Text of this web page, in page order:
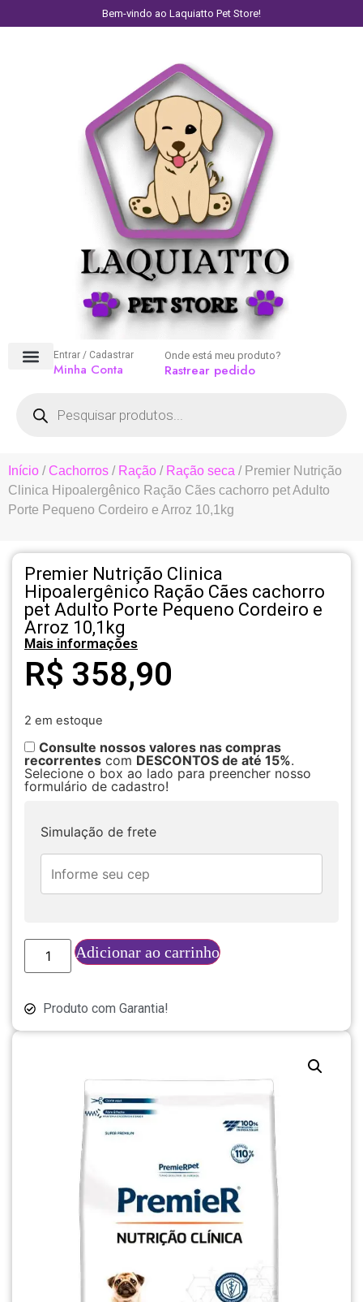
Bem-vindo ao Laquiatto Pet Store!
Entrar / Cadastrar
Minha Conta
Onde está meu produto?
Rastrear pedido
Início /Cachorros / Ração / Ração seca / Premier Nutrição
Clinica Hipoalergênico Ração Cães cachorro pet Adulto
Porte Pequeno Cordeiro e Arroz 10,1kg
Premier Nutrição Clinica
Hipoalergênico Ração Cães cachorro
pet Adulto Porte Pequeno Cordeiro e
Arroz 10,1kg
Mais informações
R$ 358,90
2 em estoque
Consulte nossos valores nas compras
recorrentes com DESCONTOS de até 15%.
Selecione o box ao lado para preencher nosso
formulário de cadastro!
Simulação de frete
Adicionar ao carrinho
Produto com Garantia!